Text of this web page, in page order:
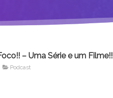
– Uma Série e um
Podcast